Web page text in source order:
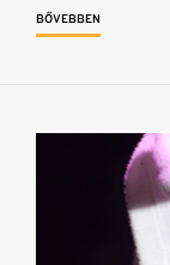
BŐVEBBEN